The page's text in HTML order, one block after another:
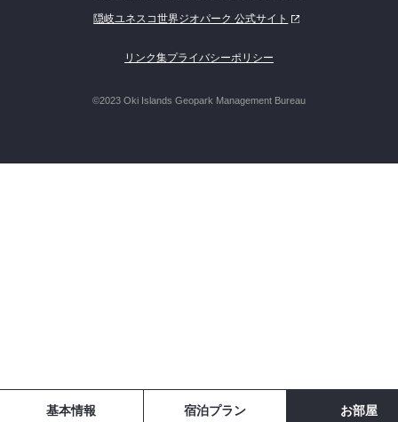
基本情報 宿泊プラン お部屋
隠岐ユネスコ世界ジオパーク 公式サイト
リンク集プライバシーポリシー
©2023 Oki Islands Geopark Management Bureau